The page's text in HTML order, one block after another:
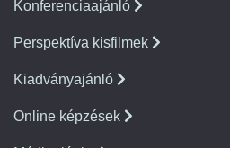
Konferenciaajánló
Perspektíva kisfilmek
Kiadványajánló
Online képzések